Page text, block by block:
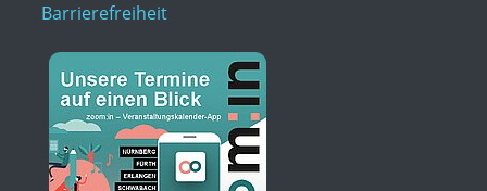
Barrierefreiheit